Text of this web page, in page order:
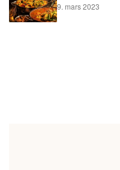
9. mars 2023